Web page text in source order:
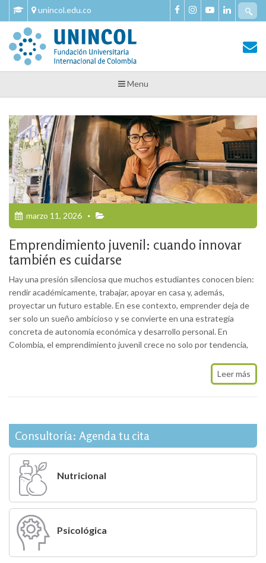
Skip
content
unincol.edu.co
Tu Salud y Bienestar
Tu Salud y Bienestar – Unincol
Menu
marzo 11, 2026
Emprendimiento juvenil: cuando innovar
también es cuidarse
Hay una presión silenciosa que muchos estudiantes conocen bien:
rendir académicamente, trabajar, apoyar en casa y, además,
proyectar un futuro estable. En ese contexto, emprender deja de
ser solo un sueño ambicioso y se convierte en una estrategia
concreta de autonomía económica y desarrollo personal. En
Colombia, el emprendimiento juvenil crece no solo por tendencia,
Leer más
Consultoría: Agenda tu cita
Nutricional
Psicológica